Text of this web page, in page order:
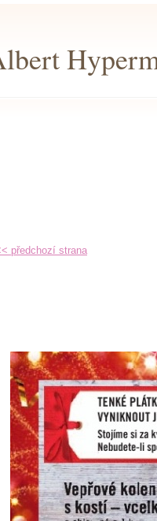
předchozí strana